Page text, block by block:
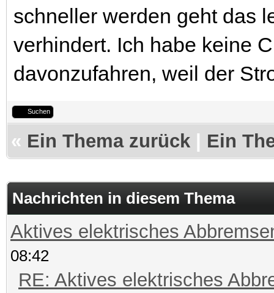
schneller werden geht das
verhindert. Ich habe keine
davonzufahren, weil der
Suchen
« Ein Thema zurück Ein
Nachrichten in diesem Thema
Aktives elektrisches
08:42
RE: Aktives elektrisches